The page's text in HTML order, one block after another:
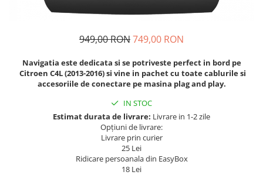
Navigatii KIA
Navigatii Mazda
Navigatii Smart
Navigatii Chevrolet
Navigatii Jeep
Navigatii Land Rover
949,00 RON749,00 RON
Navigatia este dedicata si se potriveste perfect in bord pe
Citroen C4L (2013-2016) si vine in pachet cu toate cablurile si
accesoriile de conectare pe masina plag and play.
IN STOC
Estimat durata de livrare: Livrare in 1-2 zile
Opțiuni de livrare:
Livrare prin curier
25 Lei
Ridicare persoanala din EasyBox
18 Lei